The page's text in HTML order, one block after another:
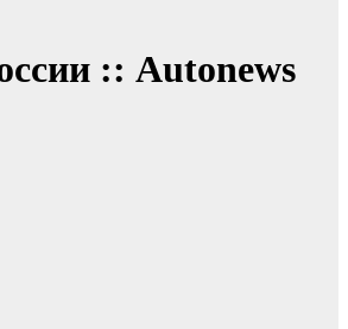
:: Autonews